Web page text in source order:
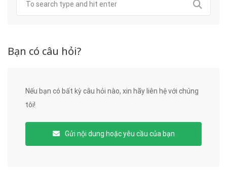
Bạn có câu hỏi?
Nếu bạn có bất kỳ câu hỏi nào, xin hãy liên hệ với chúng
tôi!
Gửi nội dung hoặc yêu cầu của bạn